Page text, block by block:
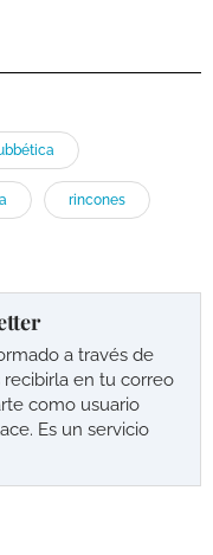
rincones
a través de
recibirla en tu correo
como usuario
Es un servicio